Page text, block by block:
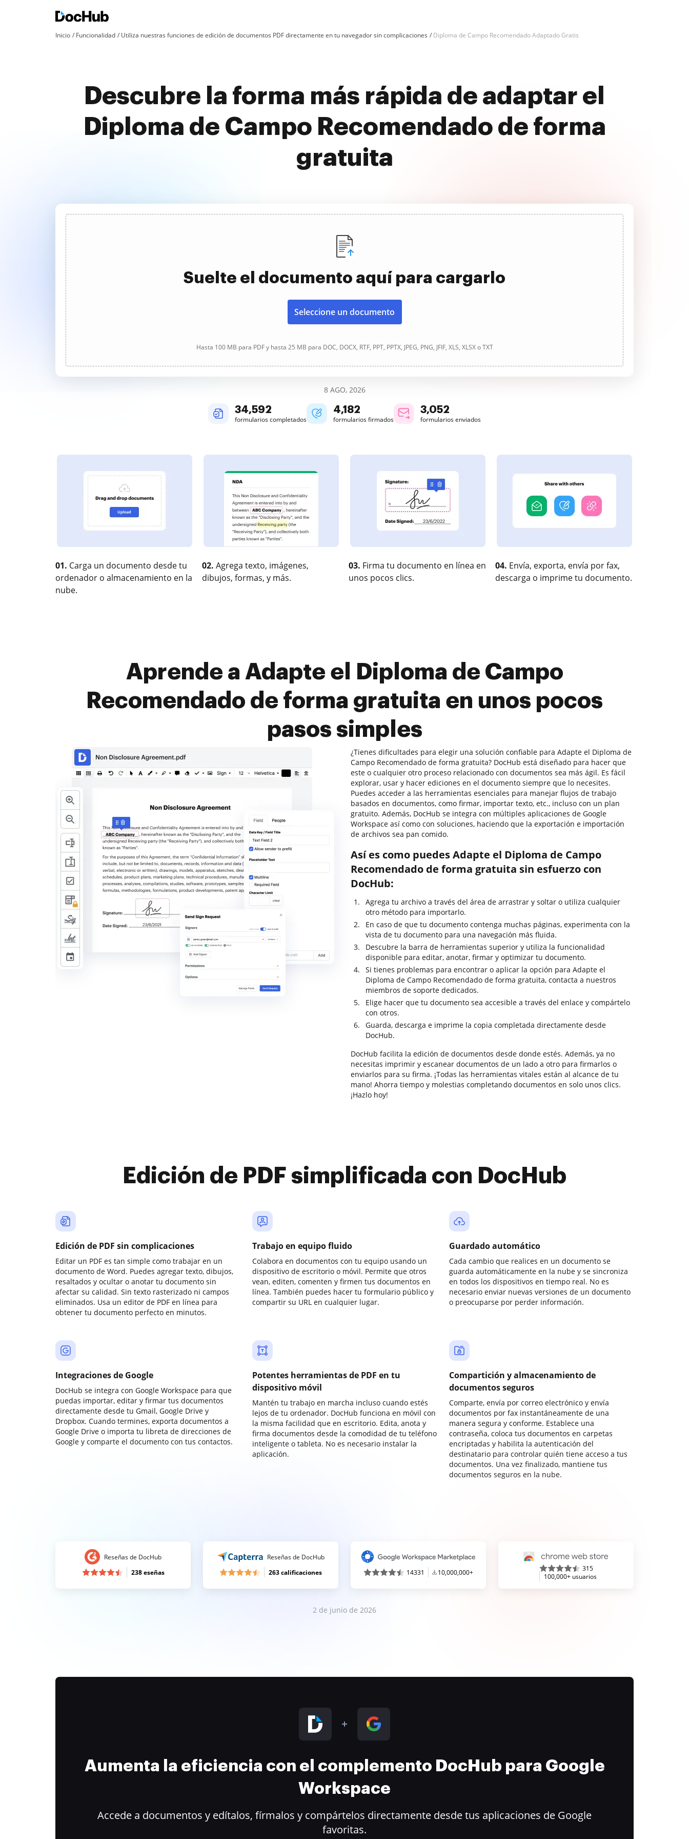
Inicio Funcionalidad Utiliza nuestras funciones de edición de documentos PDF directamente en tu navegador sin complicaciones Diploma de Campo Recomendado Adaptado Gratis
Descubre la forma más rápida de adaptar el
Diploma de Campo Recomendado de forma
gratuita
Suelte el documento aquí para cargarlo
Seleccione un documento
Hasta 100 MB para PDF y hasta 25 MB para DOC, DOCX, RTF, PPT, PPTX, JPEG, PNG, JFIF, XLS, XLSX o TXT
8 AGO, 2026
34,592
formularios completados
4,182
formularios firmados
3,052
formularios enviados
01. Carga un documento desde tu
ordenador o almacenamiento en la
nube.
02. Agrega texto, imágenes,
dibujos, formas, y más.
03. Firma tu documento en línea en
unos pocos clics.
04. Envía, exporta, envía por fax,
descarga o imprime tu documento.
Aprende a Adapte el Diploma de Campo
Recomendado de forma gratuita en unos pocos
pasos simples
¿Tienes dificultades para elegir una solución confiable para Adapte el Diploma de
Campo Recomendado de forma gratuita? DocHub está diseñado para hacer que
este o cualquier otro proceso relacionado con documentos sea más ágil. Es fácil
explorar, usar y hacer ediciones en el documento siempre que lo necesites.
Puedes acceder a las herramientas esenciales para manejar flujos de trabajo
basados en documentos, como firmar, importar texto, etc., incluso con un plan
gratuito. Además, DocHub se integra con múltiples aplicaciones de Google
Workspace así como con soluciones, haciendo que la exportación e importación
de archivos sea pan comido.
Así es como puedes Adapte el Diploma de Campo
Recomendado de forma gratuita sin esfuerzo con
DocHub:
Agrega tu archivo a través del área de arrastrar y soltar o utiliza cualquier
otro método para importarlo.
En caso de que tu documento contenga muchas páginas, experimenta con la
vista de tu documento para una navegación más fluida.
Descubre la barra de herramientas superior y utiliza la funcionalidad
disponible para editar, anotar, firmar y optimizar tu documento.
Si tienes problemas para encontrar o aplicar la opción para Adapte el
Diploma de Campo Recomendado de forma gratuita, contacta a nuestros
miembros de soporte dedicados.
Elige hacer que tu documento sea accesible a través del enlace y compártelo
con otros.
Guarda, descarga e imprime la copia completada directamente desde
DocHub.
DocHub facilita la edición de documentos desde donde estés. Además, ya no
necesitas imprimir y escanear documentos de un lado a otro para firmarlos o
enviarlos para su firma. ¡Todas las herramientas vitales están al alcance de tu
mano! Ahorra tiempo y molestias completando documentos en solo unos clics.
¡Hazlo hoy!
Edición de PDF simplificada con DocHub
Edición de PDF sin complicaciones
Editar un PDF es tan simple como trabajar en un
documento de Word. Puedes agregar texto, dibujos,
resaltados y ocultar o anotar tu documento sin
afectar su calidad. Sin texto rasterizado ni campos
eliminados. Usa un editor de PDF en línea para
obtener tu documento perfecto en minutos.
Trabajo en equipo fluido
Colabora en documentos con tu equipo usando un
dispositivo de escritorio o móvil. Permite que otros
vean, editen, comenten y firmen tus documentos en
línea. También puedes hacer tu formulario público y
compartir su URL en cualquier lugar.
Guardado automático
Cada cambio que realices en un documento se
guarda automáticamente en la nube y se sincroniza
en todos los dispositivos en tiempo real. No es
necesario enviar nuevas versiones de un documento
o preocuparse por perder información.
Integraciones de Google
DocHub se integra con Google Workspace para que
puedas importar, editar y firmar tus documentos
directamente desde tu Gmail, Google Drive y
Dropbox. Cuando termines, exporta documentos a
Google Drive o importa tu libreta de direcciones de
Google y comparte el documento con tus contactos.
Potentes herramientas de PDF en tu
dispositivo móvil
Mantén tu trabajo en marcha incluso cuando estés
lejos de tu ordenador. DocHub funciona en móvil con
la misma facilidad que en escritorio. Edita, anota y
firma documentos desde la comodidad de tu teléfono
inteligente o tableta. No es necesario instalar la
aplicación.
Compartición y almacenamiento de
documentos seguros
Comparte, envía por correo electrónico y envía
documentos por fax instantáneamente de una
manera segura y conforme. Establece una
contraseña, coloca tus documentos en carpetas
encriptadas y habilita la autenticación del
destinatario para controlar quién tiene acceso a tus
documentos. Una vez finalizado, mantiene tus
documentos seguros en la nube.
Reseñas de DocHub
238 eseñas
Reseñas de DocHub
263 calificaciones
14331 10,000,000+
315
100,000+ usuarios
2 de junio de 2026
Aumenta la eficiencia con el complemento DocHub para Google
Workspace
Accede a documentos y edítalos, fírmalos y compártelos directamente desde tus aplicaciones de Google
favoritas.